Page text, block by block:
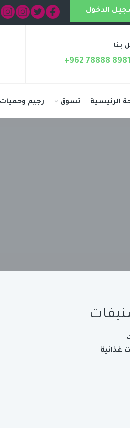
الدخول
بنا
+962 78888 8981
الرئيسية تسوق رجيم وحميات
غذائية